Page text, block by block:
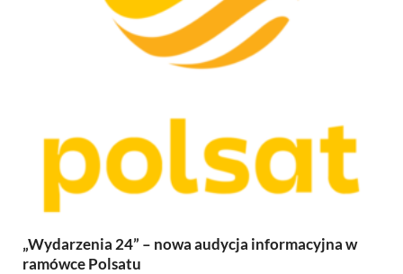
„Wydarzenia 24” – nowa audycja informacyjna w
ramówce Polsatu